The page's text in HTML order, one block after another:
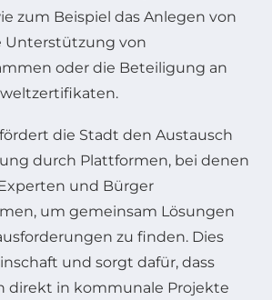
zum Beispiel das Anlegen von
Unterstützung von
oder die Beteiligung an
die Stadt den Austausch
durch Plattformen, bei denen
und Bürger
um gemeinsam Lösungen
zu finden. Dies
und sorgt dafür, dass
direkt in kommunale Projekte